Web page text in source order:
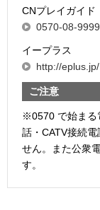
CNプレイガイド
0570-08-9999
イープラス
http://eplus.jp/
ご注意
※0570 で始まる
話・CATV接続
せん。また公衆
す。